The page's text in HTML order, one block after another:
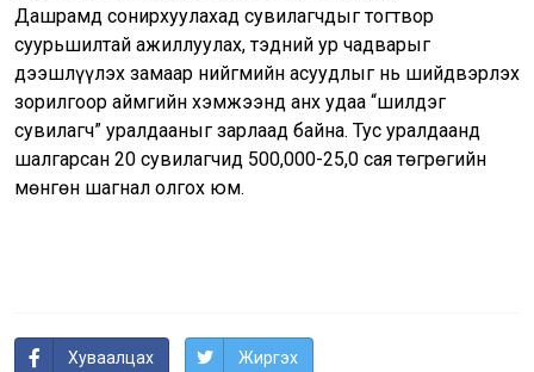
Дашрамд сонирхуулахад сувилагчдыг тогтвор
суурьшилтай ажиллуулах, тэдний ур чадварыг
дээшлүүлэх замаар нийгмийн асуудлыг нь шийдвэрлэх
зорилгоор аймгийн хэмжээнд анх удаа “шилдэг
сувилагч” уралдааныг зарлаад байна. Тус уралдаанд
шалгарсан 20 сувилагчид 500,000-25,0 сая төгрөгийн
мөнгөн шагнал олгох юм.
Хуваалцах Жиргэх